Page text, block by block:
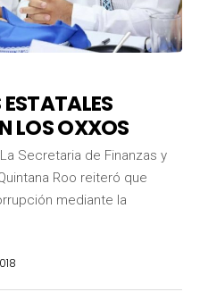
LOS OXXOS
Secretaria de Finanzas y
Roo reiteró que
mediante la